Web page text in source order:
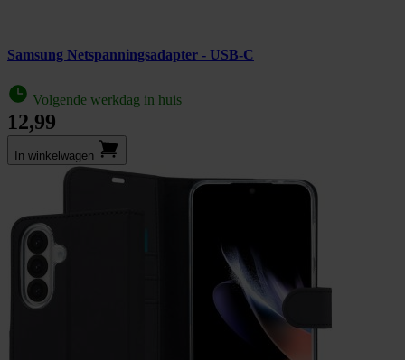
Samsung Netspanningsadapter - USB-C
Volgende werkdag in huis
12,99
In winkel­wagen